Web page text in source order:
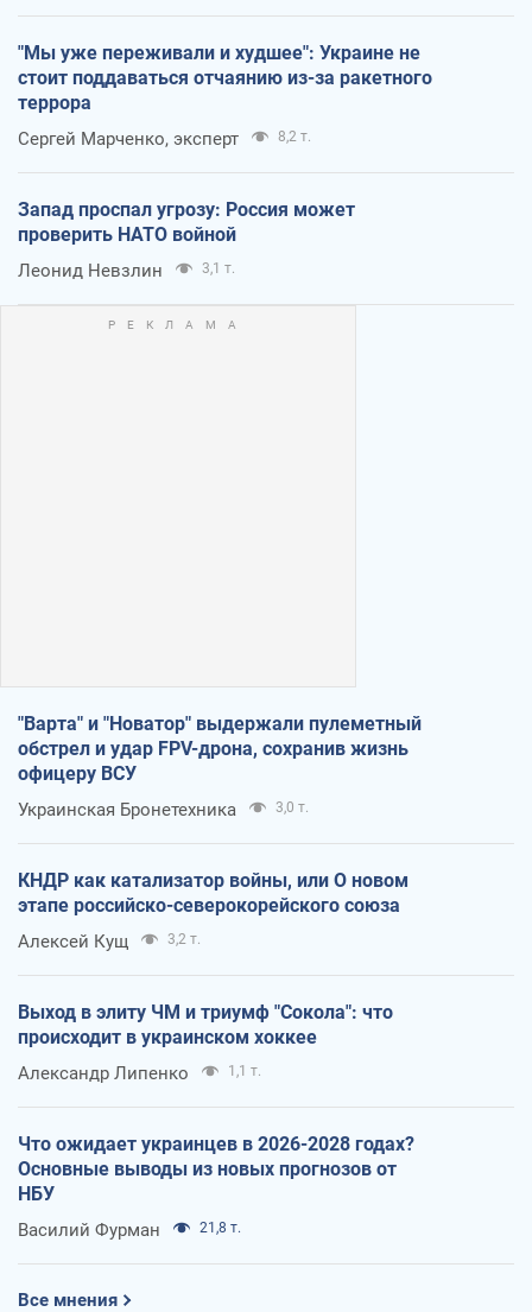
"Мы уже переживали и худшее": Украине не
стоит поддаваться отчаянию из-за ракетного
террора
Сергей Марченко, эксперт 8,2 т.
Запад проспал угрозу: Россия может
проверить НАТО войной
Леонид Невзлин 3,1 т.
"Варта" и "Новатор" выдержали пулеметный
обстрел и удар FPV-дрона, сохранив жизнь
офицеру ВСУ
Украинская Бронетехника 3,0 т.
КНДР как катализатор войны, или О новом
этапе российско-северокорейского союза
Алексей Кущ 3,2 т.
Выход в элиту ЧМ и триумф "Сокола": что
происходит в украинском хоккее
Александр Липенко 1,1 т.
Что ожидает украинцев в 2026-2028 годах?
Основные выводы из новых прогнозов от
НБУ
Василий Фурман 21,8 т.
Все мнения